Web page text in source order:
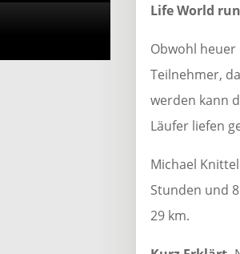
Life World
Obwohl
Teilnehmer,
werden kann
Läufer liefen
Michael
Stunden und
29 km.